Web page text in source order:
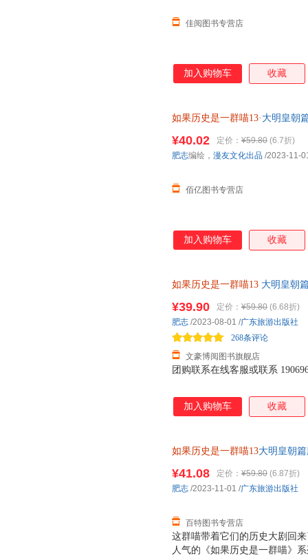
佳阅图书专营店
加入购物车 收藏
如果历史是一群喵13·大明皇朝
¥40.02 定价： ¥59.80 (6.7折)
佰亿图书专营店
肥志编绘， 漫友文化出品 /2023-11-
加入购物车 收藏
如果历史是一群喵13 大明皇朝
团购联系在线客服或联系
¥39.90 定价： ¥59.80 (6.68折)
文豪博阅图书旗舰店
268条评论
肥志 /2023-08-01 /广东旅游出版社
加入购物车 收藏
如果历史是一群喵13大明皇朝
这群喵带着它们的历史大剧回
人气的《如果历史是一群喵》
¥41.08 定价： ¥59.80 (6.87折)
百特图书专营店
肥志 /2023-11-01 /广东旅游出版社